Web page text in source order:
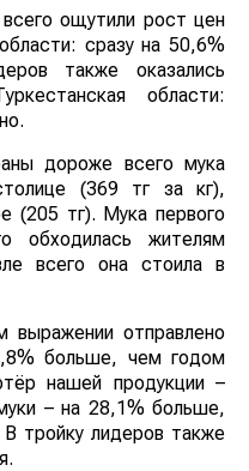
ощутили рост цен
сразу на 50,6%
также оказались
области:
дороже всего мука
(369 тг за кг),
(205 тг). Мука первого
обходилась жителям
всего она стоила в
выражении отправлено
больше, чем годом
нашей продукции –
– на 28,1% больше,
тройку лидеров также